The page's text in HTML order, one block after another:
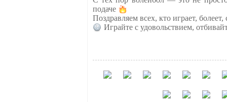
подаче
Поздравляем всех, кто играет,
Играйте с удовольствием,